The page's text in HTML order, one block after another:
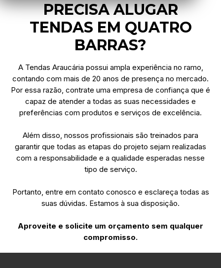
PRECISA ALUGAR
TENDAS EM QUATRO
BARRAS?
A Tendas Araucária possui ampla experiência no ramo,
contando com mais de 20 anos de presença no mercado.
Por essa razão, contrate uma empresa de confiança que é
capaz de atender a todas as suas necessidades e
preferências com produtos e serviços de excelência.
Além disso, nossos profissionais são treinados para
garantir que todas as etapas do projeto sejam realizadas
com a responsabilidade e a qualidade esperadas nesse
tipo de serviço.
Portanto, entre em contato conosco e esclareça todas as
suas dúvidas. Estamos à sua disposição.
Aproveite e solicite um orçamento sem qualquer
compromisso.